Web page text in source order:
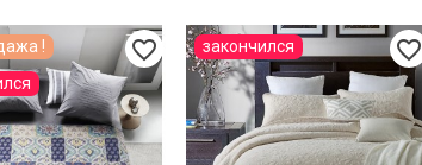
favorite_border
!
favorite_border
закончился